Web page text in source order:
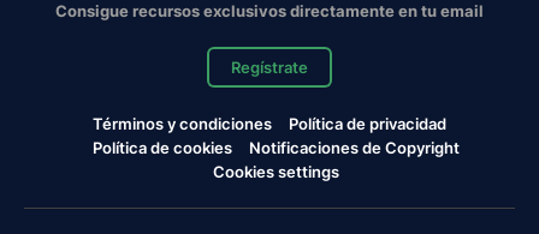
Consigue recursos exclusivos directamente en tu email
Regístrate
Términos y condiciones
Política de privacidad
Política de cookies
Notificaciones de Copyright
Cookies settings